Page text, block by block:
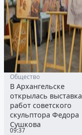
09:37
Общество
В Архангельске
открылась выставка
работ советского
скульптора Федора
Сушкова